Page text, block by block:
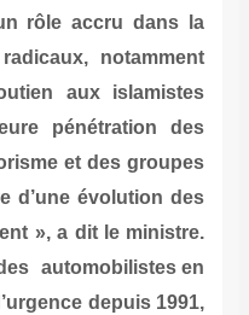
rôle accru dans la
notamment
aux islamistes
pénétration des
et des groupes
d’une évolution des
», a dit le ministre.
automobilistes en
depuis 1991,